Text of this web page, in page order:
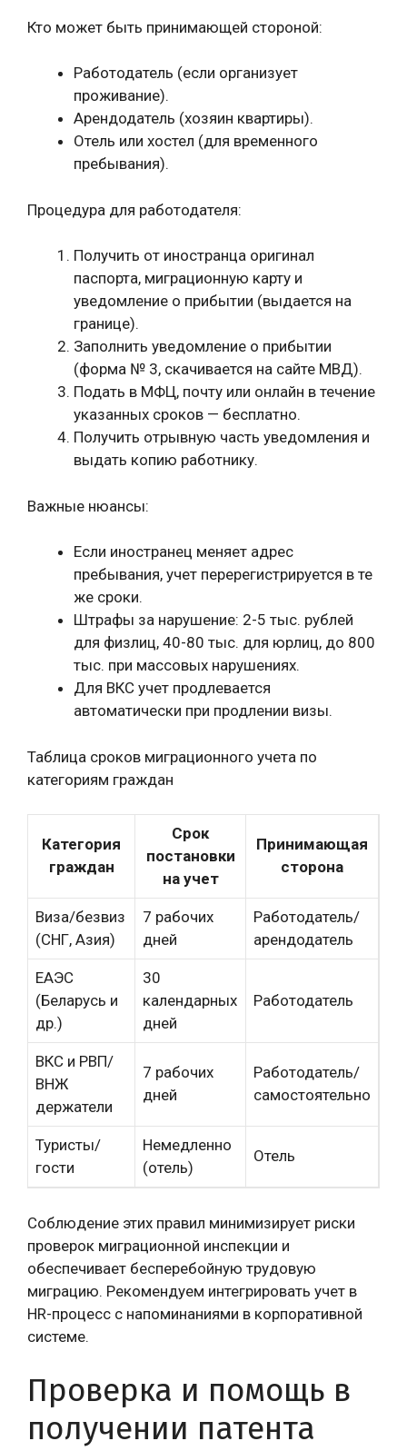
Кто может быть принимающей стороной:
Работодатель (если организует
проживание).
Арендодатель (хозяин квартиры).
Отель или хостел (для временного
пребывания).
Процедура для работодателя:
Получить от иностранца оригинал
паспорта, миграционную карту и
уведомление о прибытии (выдается на
границе).
Заполнить уведомление о прибытии
(форма № 3, скачивается на сайте МВД).
Подать в МФЦ, почту или онлайн в течение
указанных сроков — бесплатно.
Получить отрывную часть уведомления и
выдать копию работнику.
Важные нюансы:
Если иностранец меняет адрес
пребывания, учет перерегистрируется в те
же сроки.
Штрафы за нарушение: 2-5 тыс. рублей
для физлиц, 40-80 тыс. для юрлиц, до 800
тыс. при массовых нарушениях.
Для ВКС учет продлевается
автоматически при продлении визы.
Таблица сроков миграционного учета по
категориям граждан
Категория
граждан
Срок
постановки
на учет
Принимающая
сторона
Виза/безвиз
(СНГ, Азия)
7 рабочих
дней
Работодатель/
арендодатель
ЕАЭС
(Беларусь и
др.)
30
календарных
дней
Работодатель
ВКС и РВП/
ВНЖ
держатели
7 рабочих
дней
Работодатель/
самостоятельно
Туристы/
гости
Немедленно
(отель)
Отель
Соблюдение этих правил минимизирует риски
проверок миграционной инспекции и
обеспечивает бесперебойную трудовую
миграцию. Рекомендуем интегрировать учет в
HR-процесс с напоминаниями в корпоративной
системе.
Проверка и помощь в
получении патента